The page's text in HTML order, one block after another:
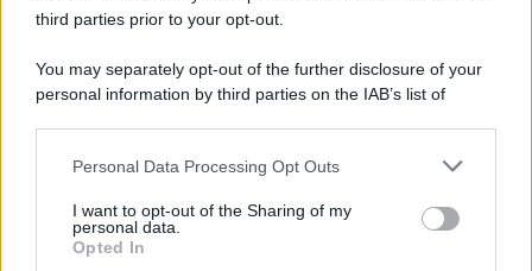
third parties prior to your opt-out.
You may separately opt-out of the further disclosure of your
personal information by third parties on the IAB’s list of
This information may also be disclosed by us to third parties
disclose it to other third parties.
Please note that this website/app uses one or more Google
Personal Data Processing Opt Outs
I want to opt-out of the Sharing of my
personal data.
Opted In